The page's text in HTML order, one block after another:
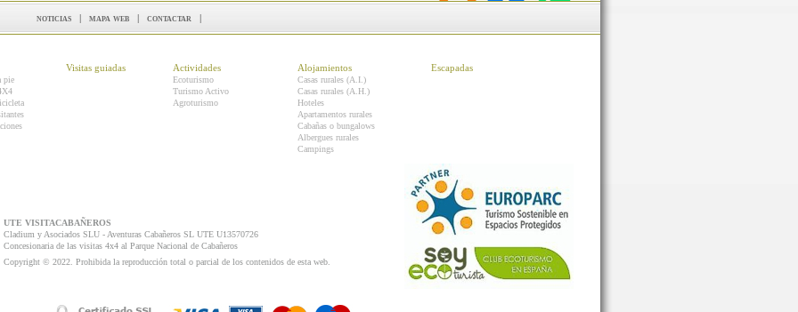
noticias | mapa web | contactar |
pie
Visitas guiadas Actividades
Ecoturismo
Turismo Activo
Agroturismo
Alojamientos
Casas rurales (A.I.)
Casas rurales (A.H.)
Hoteles
Apartamentos rurales
Cabañas o bungalows
Albergues rurales
Campings
Escapadas
UTE VISITACABAÑEROS
Cladium y Asociados SLU - Aventuras Cabañeros SL UTE U13570726
Concesionaria de las visitas 4x4 al Parque Nacional de Cabañeros
Copyright © 2022. Prohibida la reproducción total o parcial de los contenidos de esta web.